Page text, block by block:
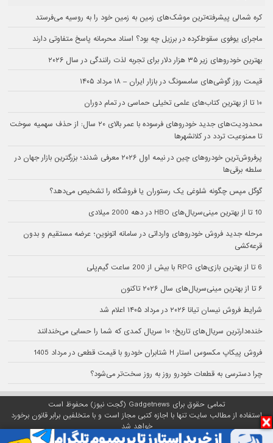
کره شمالی پیشرفته‌ترین موشک‌های زمین به زمین خود را به روسیه می‌فرستد
ماجرای یوفوی سقوط‌کرده در برزیل چه بود؟ اسناد محرمانه پاسخ متفاوتی دارند
بهترین خودروهای زیر ۳۵ هزار دلار برای تجربه لذت رانندگی در سال ۲۰۲۶
قیمت روز گوشی‌های سامسونگ در بازار ایران – ۱۸ مرداد ۱۴۰۵
۱۰ تا از بهترین کتاب‌های علمی تخیلی حماسی در تمام دوران
محدودیت‌های جدید خودروهای فرسوده با عمر بالای ۲۰ سال: از حذف سهمیه سوخت
تا ممنوعیت تردد در کلانشهرها
پرفروش‌ترین خودروهای چین در نیمه اول ۲۰۲۶ معرفی شدند؛ بزرگترین بازار جهان در
سلطه برقی‌ها
گوگل مپس چگونه شلوغی یک رستوران یا فروشگاه را تشخیص می‌دهد؟
10 تا از بهترین مینی‌سریال‌های HBO در دهه 2000 میلادی
مرحله جدید فروش خودروهای وارداتی در سامانه اتونوین؛ عرضه مستقیم و بدون
قرعه‌کشی
6 تا از بهترین بازی‌های RPG با بیش از 200 ساعت گیم‌پلی
۶ تا از بهترین مینی‌سریال‌های سال ۲۰۲۶ تاکنون
شرایط فروش نیسان تیانا ۲۰۲۶ در مرداد ۱۴۰۵ اعلام شد
خنده‌دارترین سریال‌های تاریخ؛ ۱۰ سریال کمدی که شما را حسابی می‌خندانند
فروش پیکاپ مکسوس استار H شتابران خودرو با قیمت قطعی در مرداد 1405
چرا دسترسی به قطعات خودرو روز به روز سخت‌تر می‌شود؟
تمامی حقوق برای Gadgetnews (گجت نیوز) محفوظ است
استفاده از مطالب سایت تنها با اجازه کتبی مجاز است و با متخلفین برابر قانون برخورد
خواهد شد
پلتفرم گجت نیوز رویسرور اختصاصیمبین هاست میزبانی می‌شود